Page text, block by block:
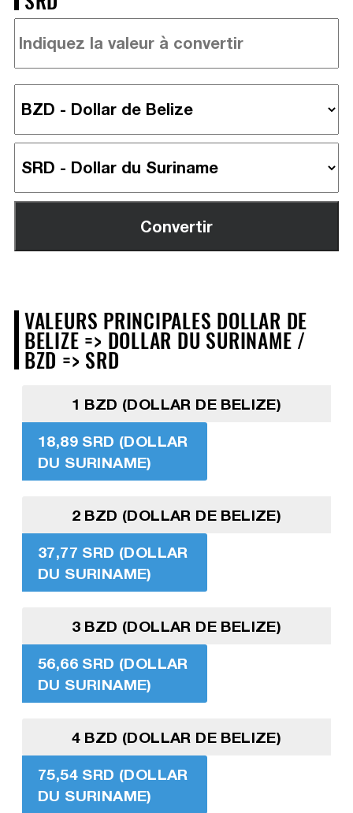
VALEURS PRINCIPALES DOLLAR DE
BELIZE => DOLLAR DU SURINAME /
BZD => SRD
1 BZD (DOLLAR DE BELIZE)
18,89 SRD (DOLLAR
DU SURINAME)
2 BZD (DOLLAR DE BELIZE)
37,77 SRD (DOLLAR
DU SURINAME)
3 BZD (DOLLAR DE BELIZE)
56,66 SRD (DOLLAR
DU SURINAME)
4 BZD (DOLLAR DE BELIZE)
75,54 SRD (DOLLAR
DU SURINAME)